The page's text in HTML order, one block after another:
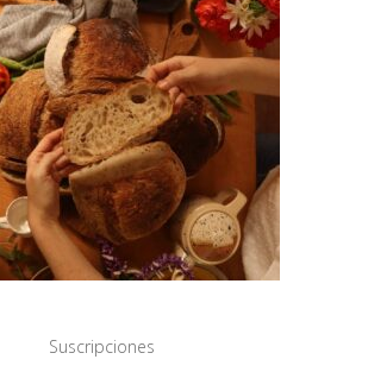
Suscripciones